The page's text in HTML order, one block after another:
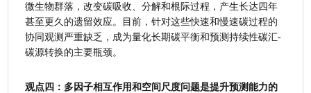
微生物群落，改变碳吸收、分解和根际过程，产生长达四年
甚至更久的遗留效应。目前，针对这些快速和慢速碳过程的
协同观测严重缺乏，成为量化长期碳平衡和预测持续性碳汇-
碳源转换的主要瓶颈。
观点四：多因子相互作用和空间尺度问题是提升预测能力的